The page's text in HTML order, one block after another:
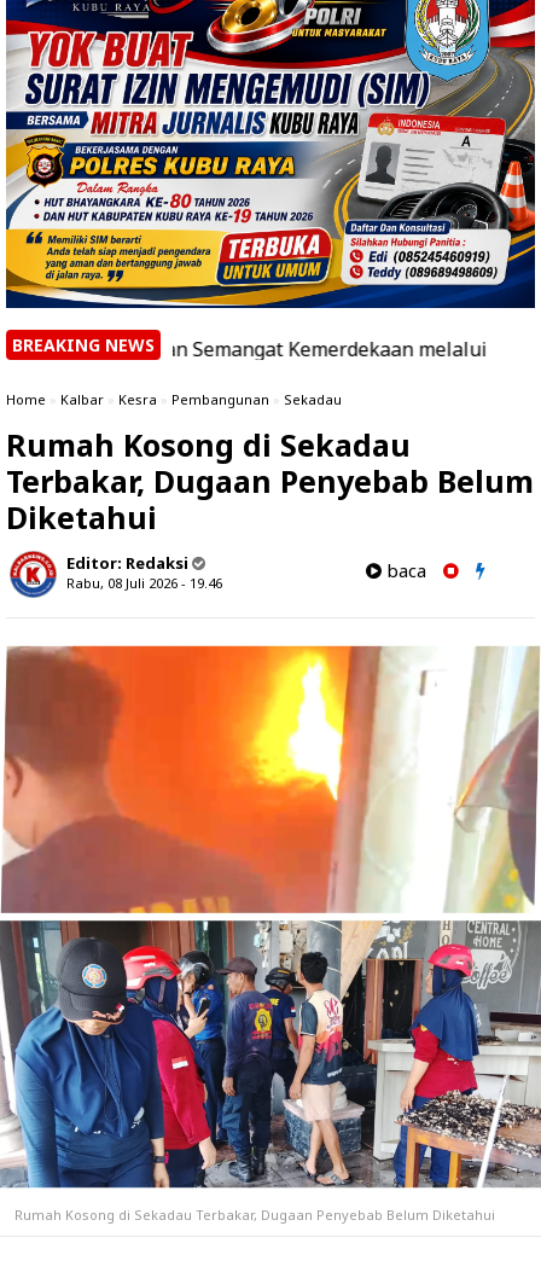
BREAKING NEWS
Semangat Kemerdekaan melalui Inisiatif
Home » Kalbar » Kesra » Pembangunan » Sekadau
Rumah Kosong di Sekadau
Terbakar, Dugaan Penyebab Belum
Diketahui
Editor: Redaksi
Rabu, 08 Juli 2026 - 19.46
baca
Rumah Kosong di Sekadau Terbakar, Dugaan Penyebab Belum Diketahui